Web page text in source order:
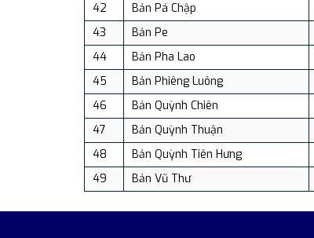
42
Bản Pá Chập
43
Bản Pe
44
Bản Pha Lao
45
Bản Phiêng Luông
46
Bản Quỳnh Chiên
47
Bản Quỳnh Thuận
48
Bản Quỳnh Tiên Hưng
49
Bản Vũ Thư